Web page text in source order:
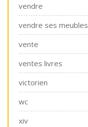
vendre
vendre ses meubles
vente
ventes livres
victorien
wc
xiv